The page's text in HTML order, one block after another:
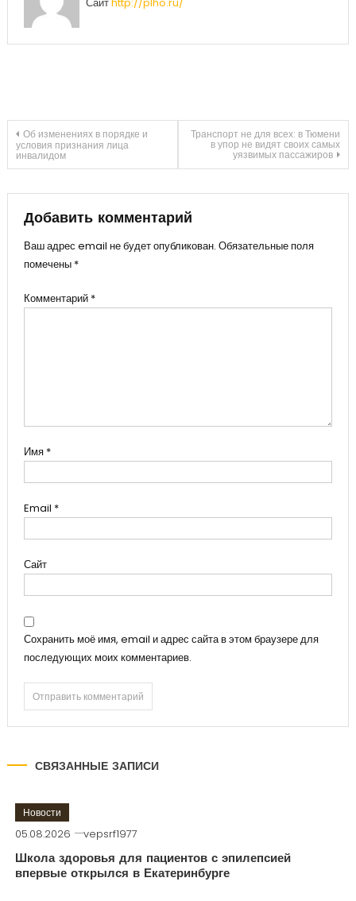
Навигация
по
записям
Об изменениях в порядке и
условия признания лица
инвалидом
Транспорт не для всех: в Тюмени
в упор не видят своих самых
уязвимых пассажиров
Добавить комментарий
Ваш адрес email не будет опубликован. Обязательные поля
помечены *
Комментарий *
Имя *
Email *
Сайт
Сохранить моё имя, email и адрес сайта в этом браузере для
последующих моих комментариев.
СВЯЗАННЫЕ ЗАПИСИ
Новости
05.08.2026 vepsrf1977
Школа здоровья для пациентов с эпилепсией
впервые открылся в Екатеринбурге